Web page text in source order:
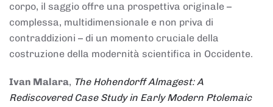
corpo, il saggio offre una prospettiva originale –
complessa, multidimensionale e non priva di
contraddizioni – di un momento cruciale della
costruzione della modernità scientifica in Occidente.
Ivan Malara, The Hohendorff Almagest: A
Rediscovered Case Study in Early Modern Ptolemaic